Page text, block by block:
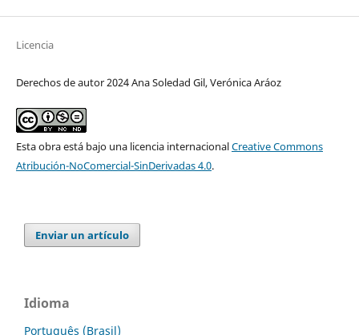
Licencia
Derechos de autor 2024 Ana Soledad Gil, Verónica Aráoz
Esta obra está bajo una licencia internacionalCreative Commons
Atribución-NoComercial-SinDerivadas 4.0.
Enviar un artículo
Idioma
Português (Brasil)